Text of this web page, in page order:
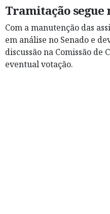
Tramitação segue
Com a manutenção das
em análise no Senado e
discussão na Comissão de
eventual votação.